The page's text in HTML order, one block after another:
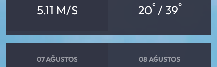
5.11 M/S 20°/ 39°
07 AĞUSTOS 08 AĞUSTOS